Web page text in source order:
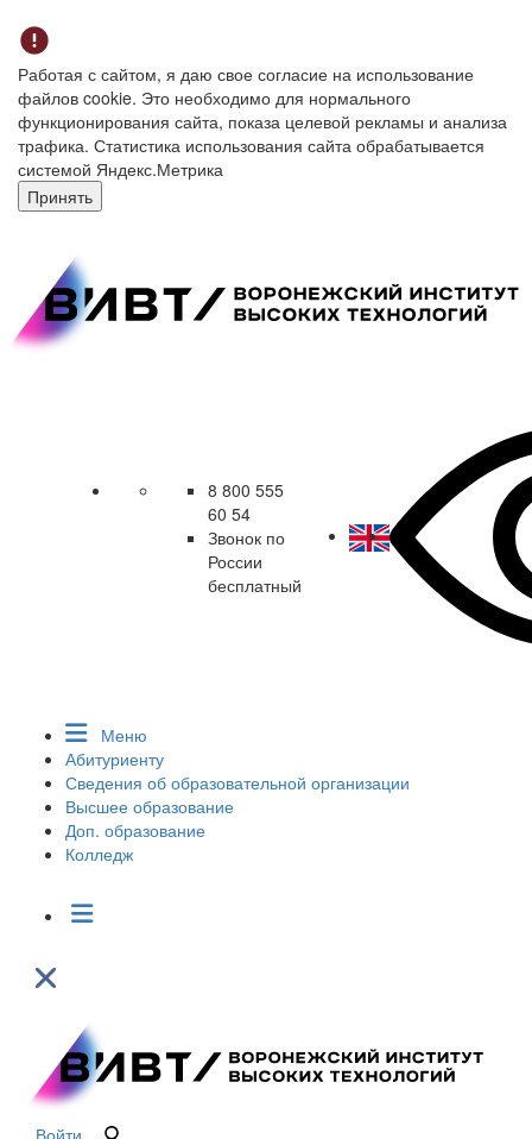
Работая с сайтом, я даю свое согласие на использование
файлов cookie. Это необходимо для нормального
функционирования сайта, показа целевой рекламы и анализа
трафика. Статистика использования сайта обрабатывается
системой Яндекс.Метрика
Принять
8 800 555
60 54
Звонок по
России
бесплатный
Меню
Абитуриенту
Сведения об образовательной организации
Высшее образование
Доп. образование
Колледж